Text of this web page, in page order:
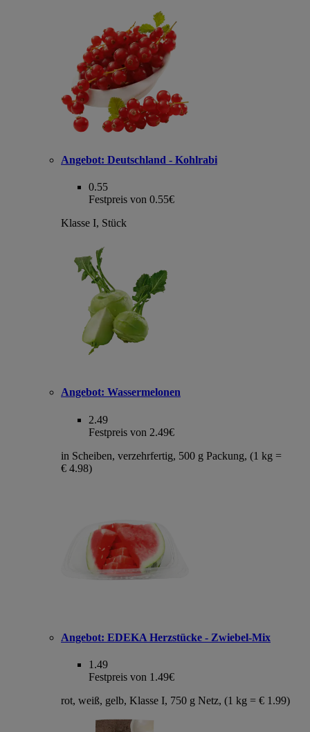
Angebot: Deutschland - Kohlrabi
0.55
Festpreis von 0.55€
Klasse I, Stück
Angebot: Wassermelonen
2.49
Festpreis von 2.49€
in Scheiben, verzehrfertig, 500 g Packung, (1 kg =
€ 4.98)
Angebot: EDEKA Herzstücke - Zwiebel-Mix
1.49
Festpreis von 1.49€
rot, weiß, gelb, Klasse I, 750 g Netz, (1 kg = € 1.99)